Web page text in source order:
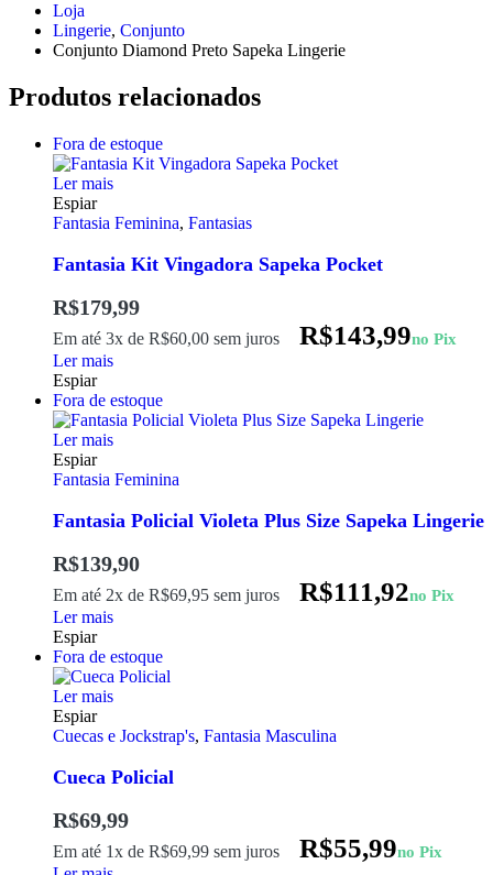
Loja
Lingerie, Conjunto
Conjunto Diamond Preto Sapeka Lingerie
Produtos relacionados
Fora de estoque
Ler mais
Espiar
Fantasia Feminina, Fantasias
Fantasia Kit Vingadora Sapeka Pocket
R$179,99
Em até 3x de R$60,00 sem juros R$143,99no Pix
Ler mais
Espiar
Fora de estoque
Ler mais
Espiar
Fantasia Feminina
Fantasia Policial Violeta Plus Size Sapeka Lingerie
R$139,90
Em até 2x de R$69,95 sem juros R$111,92no Pix
Ler mais
Espiar
Fora de estoque
Ler mais
Espiar
Cuecas e Jockstrap's, Fantasia Masculina
Cueca Policial
R$69,99
Em até 1x de R$69,99 sem juros R$55,99no Pix